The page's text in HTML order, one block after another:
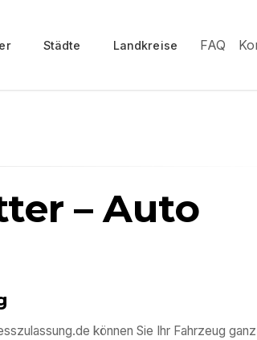
Städte Landkreise FAQ
– Auto
können Sie Ihr Fahrzeug ganz